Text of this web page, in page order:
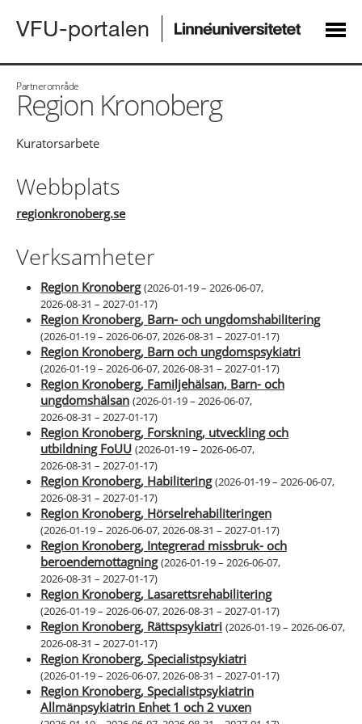
VFU-portalen
Partnerområde
Region Kronoberg
Kuratorsarbete
Webbplats
regionkronoberg.se
Verksamheter
Region Kronoberg (2026-01-19 – 2026-06-07,
2026-08-31 – 2027-01-17)
Region Kronoberg, Barn- och ungdomshabilitering
(2026-01-19 – 2026-06-07,2026-08-31 – 2027-01-17)
Region Kronoberg, Barn och ungdomspsykiatri
(2026-01-19 – 2026-06-07,2026-08-31 – 2027-01-17)
Region Kronoberg, Familjehälsan, Barn- och
ungdomshälsan (2026-01-19 – 2026-06-07,
2026-08-31 – 2027-01-17)
Region Kronoberg, Forskning, utveckling och
utbildning FoUU (2026-01-19 – 2026-06-07,
2026-08-31 – 2027-01-17)
Region Kronoberg, Habilitering (2026-01-19 – 2026-06-07,
2026-08-31 – 2027-01-17)
Region Kronoberg, Hörselrehabiliteringen
(2026-01-19 – 2026-06-07,2026-08-31 – 2027-01-17)
Region Kronoberg, Integrerad missbruk- och
beroendemottagning (2026-01-19 – 2026-06-07,
2026-08-31 – 2027-01-17)
Region Kronoberg, Lasarettsrehabilitering
(2026-01-19 – 2026-06-07,2026-08-31 – 2027-01-17)
Region Kronoberg, Rättspsykiatri (2026-01-19 – 2026-06-07,
2026-08-31 – 2027-01-17)
Region Kronoberg, Specialistpsykiatri
(2026-01-19 – 2026-06-07,2026-08-31 – 2027-01-17)
Region Kronoberg, Specialistpsykiatrin
Allmänpsykiatrin Enhet 1 och 2 vuxen